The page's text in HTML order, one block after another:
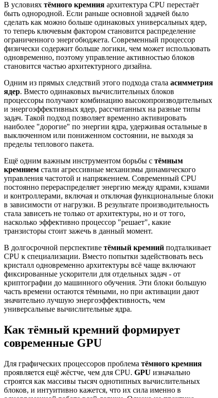
В условиях тёмного кремния архитектура CPU перестаёт
быть однородной. Если раньше основной задачей было
сделать как можно больше одинаковых универсальных ядер,
то теперь ключевым фактором становится распределение
ограниченного энергобюджета. Современный процессор
физически содержит больше логики, чем может использовать
одновременно, поэтому управление активностью блоков
становится частью архитектурного дизайна.
Одним из прямых следствий этого подхода стала асимметрия
ядер. Вместо одинаковых вычислительных блоков
процессоры получают комбинацию высокопроизводительных
и энергоэффективных ядер, рассчитанных на разные типы
задач. Такой подход позволяет временно активировать
наиболее "дорогие" по энергии ядра, удерживая остальные в
выключенном или пониженном состоянии, не выходя за
пределы теплового пакета.
Ещё одним важным инструментом борьбы с тёмным
кремнием стали агрессивные механизмы динамического
управления частотой и напряжением. Современный CPU
постоянно перераспределяет энергию между ядрами, кэшами
и контроллерами, включая и отключая функциональные блоки
в зависимости от нагрузки. В результате производительность
стала зависеть не только от архитектуры, но и от того,
насколько эффективно процессор "решает", какие
транзисторы стоит зажечь в данный момент.
В долгосрочной перспективе тёмный кремний подталкивает
CPU к специализации. Вместо попытки задействовать весь
кристалл одновременно архитектуры всё чаще включают
фиксированные ускорители для отдельных задач - от
криптографии до машинного обучения. Эти блоки большую
часть времени остаются тёмными, но при активации дают
значительно лучшую энергоэффективность, чем
универсальные вычислительные ядра.
Как тёмный кремний формирует
современные GPU
Для графических процессоров проблема тёмного кремния
проявляется ещё жёстче, чем для CPU. GPU изначально
строятся как массивы тысяч однотипных вычислительных
блоков, и интуитивно кажется, что их сила именно в